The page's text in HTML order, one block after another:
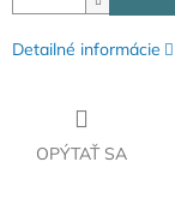
Detailné informácie
OPÝTAŤ SA